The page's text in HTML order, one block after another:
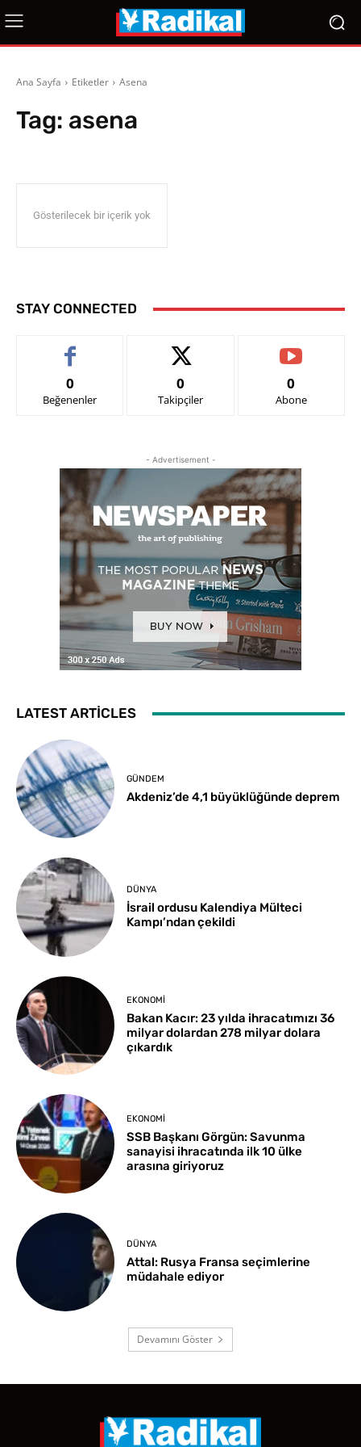
Ana Sayfa Etiketler Asena
Tag: asena
Gösterilecek bir içerik yok
STAY CONNECTED
0
Beğenenler
0
Takipçiler
0
Abone
- Advertisement -
LATEST ARTICLES
GÜNDEM
Akdeniz’de 4,1 büyüklüğünde deprem
DÜNYA
İsrail ordusu Kalendiya Mülteci
Kampı’ndan çekildi
EKONOMI
Bakan Kacır: 23 yılda ihracatımızı 36
milyar dolardan 278 milyar dolara
çıkardık
EKONOMI
SSB Başkanı Görgün: Savunma
sanayisi ihracatında ilk 10 ülke
arasına giriyoruz
DÜNYA
Attal: Rusya Fransa seçimlerine
müdahale ediyor
Devamını Göster